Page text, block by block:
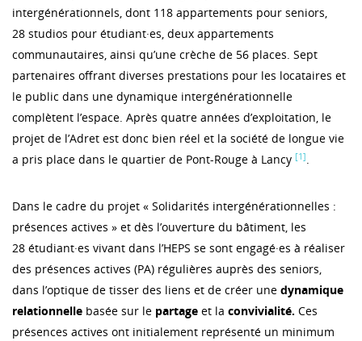
intergénérationnels, dont 118 appartements pour seniors,
28 studios pour étudiant·es, deux appartements
communautaires, ainsi qu’une crèche de 56 places. Sept
partenaires offrant diverses prestations pour les locataires et
le public dans une dynamique intergénérationnelle
complètent l’espace. Après quatre années d’exploitation, le
projet de l’Adret est donc bien réel et la société de longue vie
a pris place dans le quartier de Pont-Rouge à Lancy [1].
Dans le cadre du projet « Solidarités intergénérationnelles :
présences actives » et dès l’ouverture du bâtiment, les
28 étudiant·es vivant dans l’HEPS se sont engagé·es à réaliser
des présences actives (PA) régulières auprès des seniors,
dans l’optique de tisser des liens et de créer une dynamique
relationnelle basée sur le partage et la convivialité. Ces
présences actives ont initialement représenté un minimum